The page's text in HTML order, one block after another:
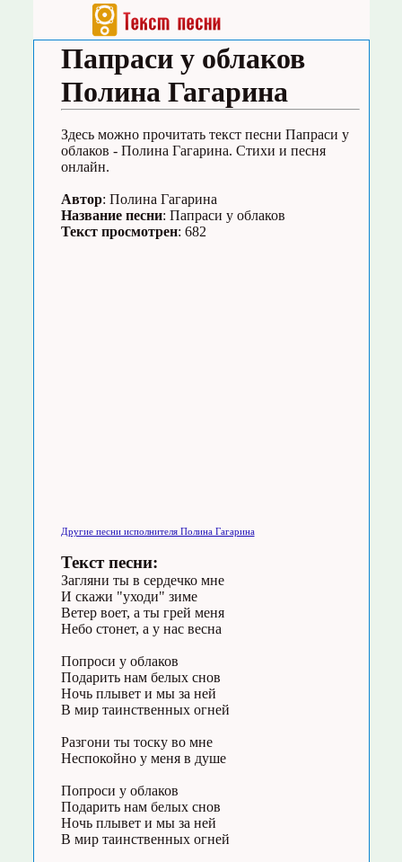
Папраси у облаков
Полина Гагарина
Здесь можно прочитать текст песни Папраси у
облаков - Полина Гагарина. Стихи и песня
онлайн.
Автор: Полина Гагарина
Название песни: Папраси у облаков
Текст просмотрен: 682
Другие песни исполнителя Полина Гагарина
Текст песни:
Загляни ты в сердечко мне
И скажи "уходи" зиме
Ветер воет, а ты грей меня
Небо стонет, а у нас весна
Попроси у облаков
Подарить нам белых снов
Ночь плывет и мы за ней
В мир таинственных огней
Разгони ты тоску во мне
Неспокойно у меня в душе
Попроси у облаков
Подарить нам белых снов
Ночь плывет и мы за ней
В мир таинственных огней